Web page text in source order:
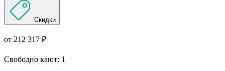
Скидки
от 212 317 ₽
Свободно кают: 1